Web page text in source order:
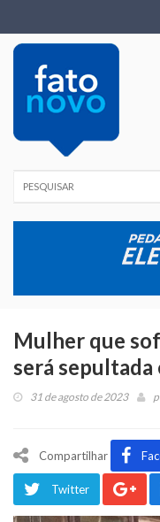
Mulher que
será sepultada
31 de agosto de 2023
Compartilhar
Twitter